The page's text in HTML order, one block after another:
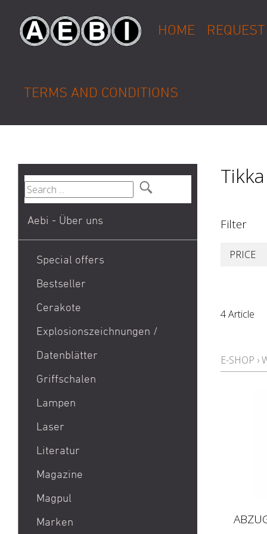
HOME REQUEST
TERMS AND CONDITIONS
Aebi - Über uns
Special offers
Bestseller
1911
Aktion Bester Preis
AR 15
B&T Print-X
CZ 75 / CZ TS
Eotech EXPS3 / Eotech
EXPS2
Glock 48 / Glock 43X
Heckler & Koch MP5 /
Heckler & Koch SP5
Cerakote
Explosionszeichnungen /
Datenblätter
Griffschalen
Lampen
Laser
Literatur
Magazine
Magpul
Marken
Filter
PRICE
4 Article
E-SHOP ›